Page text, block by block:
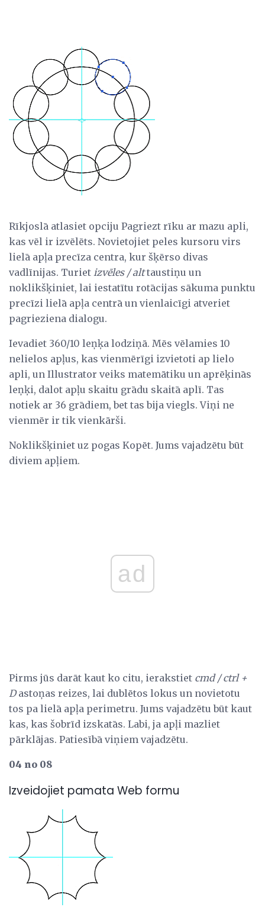
Rīkjoslā atlasiet opciju Pagriezt rīku ar mazu apli,
kas vēl ir izvēlēts. Novietojiet peles kursoru virs
lielā apļa precīza centra, kur šķērso divas
vadlīnijas. Turiet izvēles / alttaustiņu un
noklikšķiniet, lai iestatītu rotācijas sākuma punktu
precīzi lielā apļa centrā un vienlaicīgi atveriet
pagrieziena dialogu.
Ievadiet 360/10 leņķa lodziņā. Mēs vēlamies 10
nelielos apļus, kas vienmērīgi izvietoti ap lielo
apli, un Illustrator veiks matemātiku un aprēķinās
leņķi, dalot apļu skaitu grādu skaitā aplī. Tas
notiek ar 36 grādiem, bet tas bija viegls. Viņi ne
vienmēr ir tik vienkārši.
Noklikšķiniet uz pogas Kopēt. Jums vajadzētu būt
diviem apļiem.
ad
Pirms jūs darāt kaut ko citu, ierakstiet cmd / ctrl +
Dastoņas reizes, lai dublētos lokus un novietotu
tos pa lielā apļa perimetru. Jums vajadzētu būt kaut
kas, kas šobrīd izskatās. Labi, ja apļi mazliet
pārklājas. Patiesībā viņiem vajadzētu.
04 no 08
Izveidojiet pamata Web formu